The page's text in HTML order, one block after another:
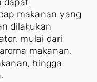
dapat
makanan yang
dilakukan
mulai dari
makanan,
hingga